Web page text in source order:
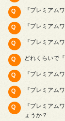
『プレミアム
『プレミアム
『プレミアム
どれくらいで
『プレミアム
『プレミアム
『プレミアム
ょうか？